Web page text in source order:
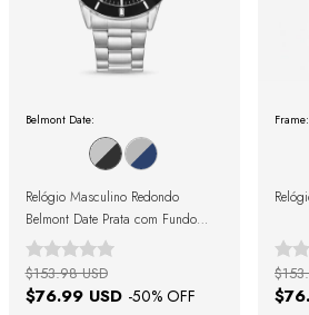
Belmont Date:
Relógio Masculino Redondo
Belmont Date Prata com Fundo
Preto
$76.99 USD -50% OFF
$153.98 USD
Frame: